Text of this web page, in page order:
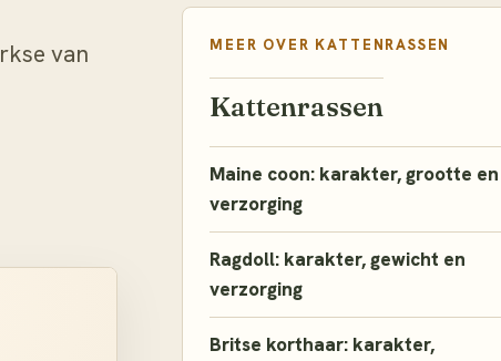
van
MEER OVER KATTENRASSEN
Kattenrassen
Maine coon: karakter, grootte en
verzorging
Ragdoll: karakter, gewicht en
verzorging
Britse korthaar: karakter,